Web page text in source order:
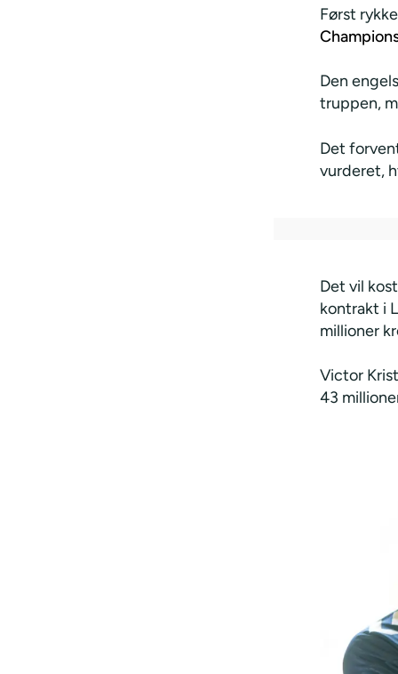
Først
Den
truppen,
Det
vurderet,
Det vil
kontrakt i
millioner
Victor
43